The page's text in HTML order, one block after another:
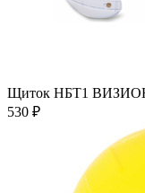
Щиток НБТ1
530 ₽